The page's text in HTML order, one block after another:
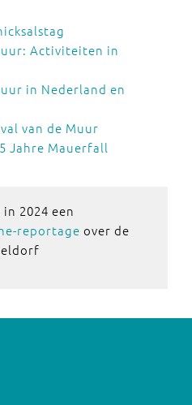
Activiteiten in
in Nederland en
van de Muur
Jahre Mauerfall
2024 een
reportage over de